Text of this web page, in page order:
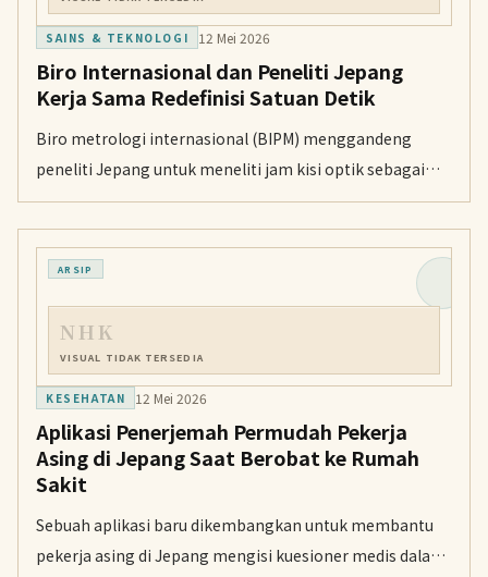
SAINS & TEKNOLOGI 12 Mei 2026
Biro Internasional dan Peneliti Jepang
Kerja Sama Redefinisi Satuan Detik
Biro metrologi internasional (BIPM) menggandeng
peneliti Jepang untuk meneliti jam kisi optik sebagai
standar baru satuan detik yang diklaim paling akurat di
dunia.
ARSIP
NHK
VISUAL TIDAK TERSEDIA
KESEHATAN 12 Mei 2026
Aplikasi Penerjemah Permudah Pekerja
Asing di Jepang Saat Berobat ke Rumah
Sakit
Sebuah aplikasi baru dikembangkan untuk membantu
pekerja asing di Jepang mengisi kuesioner medis dalam